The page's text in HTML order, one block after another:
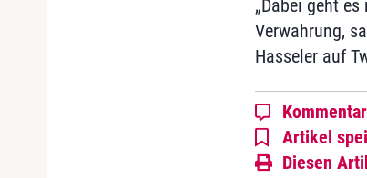
„Dabei geht
Verwahrung,
Hasseler auf
Artikel
Diesen